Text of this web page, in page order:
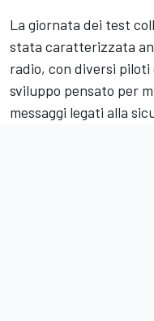
La giornata dei test
stata caratterizzata
radio, con diversi
sviluppo pensato per
messaggi legati alla